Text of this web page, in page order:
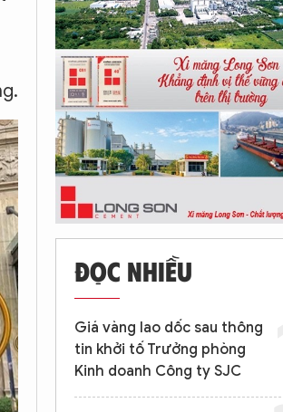
ĐỌC NHIỀU
Giá vàng lao dốc sau thông
tin khởi tố Trưởng phòng
Kinh doanh Công ty SJC